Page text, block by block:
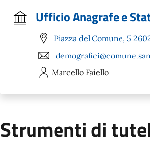
Ufficio Anagrafe e
Piazza del Comune, 5
Marcello Faiello
Strumenti di